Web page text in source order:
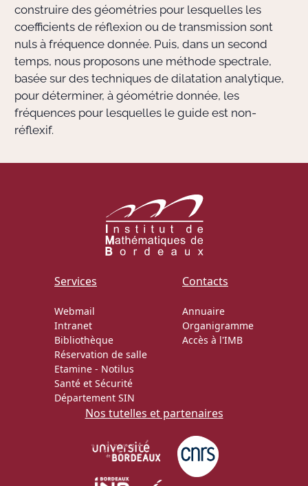
Informatique
construire des géométries pour lesquelles les
coefficients de réflexion ou de transmission sont
nuls à fréquence donnée. Puis, dans un second
temps, nous proposons une méthode spectrale,
basée sur des techniques de dilatation analytique,
pour déterminer, à géométrie donnée, les
fréquences pour lesquelles le guide est non-
réflexif.
Services
Webmail
Intranet
Bibliothèque
Réservation de salle
Etamine - Notilus
Santé et Sécurité
Département SIN
Contacts
Annuaire
Organigramme
Accès à l'IMB
Nos tutelles et partenaires